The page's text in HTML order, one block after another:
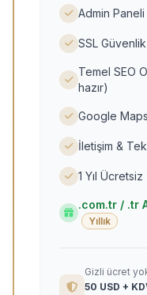
Admin
SSL
Temel SEO
hazır)
Google
İletişim &
1 Yıl
.com.tr / .tr
Yıllık
Gizli ücret
50 USD +